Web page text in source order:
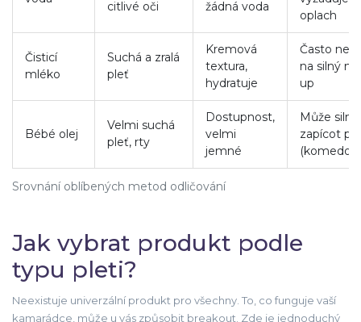
Srovnání oblíbených metod odličování
citlivé oči žádná voda
oplach
Čisticí
mléko
Suchá a zralá
pleť
Kremová
textura,
hydratuje
Často
na silný
up
Bébé olej
Velmi suchá
pleť, rty
Dostupnost,
velmi
jemné
Může silně
zapícot
Jak vybrat produkt podle
typu pleti?
Neexistuje univerzální produkt pro všechny. To, co funguje vaší
kamarádce, může u vás způsobit breakout. Zde je jednoduchý